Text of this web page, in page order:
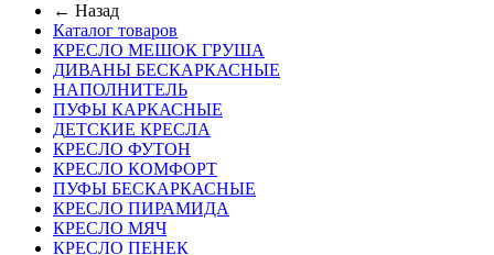
← Назад
Каталог товаров
КРЕСЛО МЕШОК ГРУША
ДИВАНЫ БЕСКАРКАСНЫЕ
НАПОЛНИТЕЛЬ
ПУФЫ КАРКАСНЫЕ
ДЕТСКИЕ КРЕСЛА
КРЕСЛО ФУТОН
КРЕСЛО КОМФОРТ
ПУФЫ БЕСКАРКАСНЫЕ
КРЕСЛО ПИРАМИДА
КРЕСЛО МЯЧ
КРЕСЛО ПЕНЕК